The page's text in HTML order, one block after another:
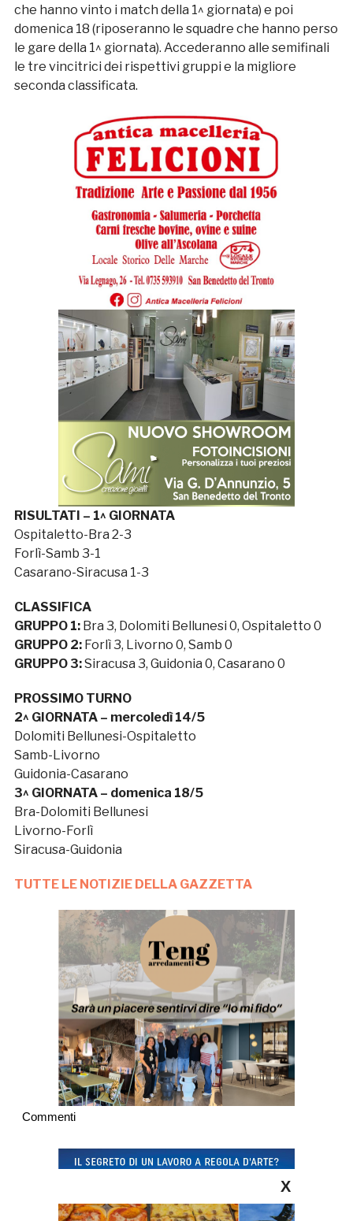
che hanno vinto i match della 1^ giornata) e poi
domenica 18 (riposeranno le squadre che hanno perso
le gare della 1^ giornata). Accederanno alle semifinali
le tre vincitrici dei rispettivi gruppi e la migliore
seconda classificata.
RISULTATI – 1^ GIORNATA
Ospitaletto-Bra 2-3
Forlì-Samb 3-1
Casarano-Siracusa 1-3
CLASSIFICA
GRUPPO 1:Bra 3, Dolomiti Bellunesi 0, Ospitaletto 0
GRUPPO 2:Forlì 3, Livorno 0, Samb 0
GRUPPO 3:Siracusa 3, Guidonia 0, Casarano 0
PROSSIMO TURNO
2^ GIORNATA – mercoledì 14/5
Dolomiti Bellunesi-Ospitaletto
Samb-Livorno
Guidonia-Casarano
3^ GIORNATA – domenica 18/5
Bra-Dolomiti Bellunesi
Livorno-Forlì
Siracusa-Guidonia
TUTTE LE NOTIZIE DELLA GAZZETTA
Commenti
X